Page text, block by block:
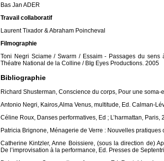
Bas Jan ADER
Travail collaboratif
Laurent Tixador & Abraham Poincheval
Filmographie
Toni Negri Sciame / Swarm / Essaim - Passages du
Théatre National de la Colline / BIg Eyes Productions. 2005
Bibliographie
Richard Shusterman, Conscience du corps, Pour une soma-
Antonio Negri, Kairos,Alma Venus, multitude, Ed. Calman-
Céline Roux, Danses performatives, Ed ; L’harmattan, Paris,
Patricia Brignone, Ménagerie de Verre : Nouvelles pratiques
Catherine Kintzler, Anne Boissiere, (sous la direction de)
De l’improvisation à la performance, Ed. Presses de